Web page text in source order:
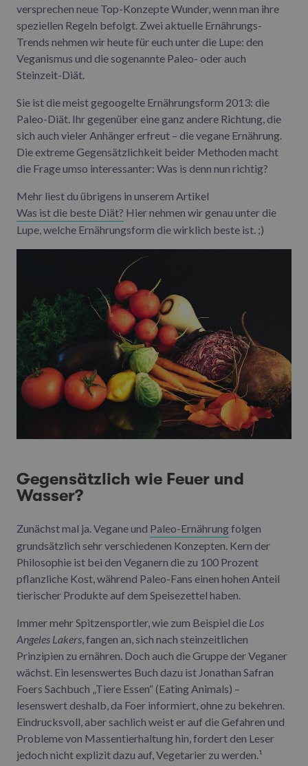
versprechen neue Top-Konzepte Wunder, wenn man ihre
speziellen Regeln befolgt. Zwei aktuelle Ernährungs-
Trends nehmen wir heute für euch unter die Lupe: den
Veganismus und die sogenannte Paleo- oder auch
Steinzeit-Diät.
Sie ist die meist gegoogelte Ernährungsform 2013: die
Paleo-Diät. Ihr gegenüber eine ganz andere Richtung, die
sich auch vieler Anhänger erfreut – die vegane Ernährung.
Die extreme Gegensätzlichkeit beider Methoden macht
die Frage umso interessanter: Was is denn nun richtig?
Mehr liest du übrigens in unserem Artikel
Was ist die beste Diät? Hier nehmen wir genau unter die
Lupe, welche Ernährungsform die wirklich beste ist. ;)
Gegensätzlich wie Feuer und
Wasser?
Zunächst mal ja. Vegane und Paleo-Ernährungfolgen
grundsätzlich sehr verschiedenen Konzepten. Kern der
Philosophie ist bei den Veganern die zu 100 Prozent
pflanzliche Kost, während Paleo-Fans einen hohen Anteil
tierischer Produkte auf dem Speisezettel haben.
Immer mehr Spitzensportler, wie zum Beispiel die Los
Angeles Lakers, fangen an, sich nach steinzeitlichen
Prinzipien zu ernähren. Doch auch die Gruppe der Veganer
wächst. Ein lesenswertes Buch dazu ist Jonathan Safran
Foers Sachbuch „Tiere Essen“ (Eating Animals) –
lesenswert deshalb, da Foer informiert, ohne zu bekehren.
Eindrucksvoll, aber sachlich weist er auf die Gefahren und
Probleme von Massentierhaltung hin, fordert den Leser
jedoch nicht explizit dazu auf, Vegetarier zu werden.¹